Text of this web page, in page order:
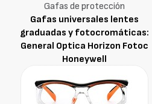
Gafas de protección
Gafas universales lentes
graduadas y fotocromáticas:
General Optica Horizon Fotoc
Honeywell